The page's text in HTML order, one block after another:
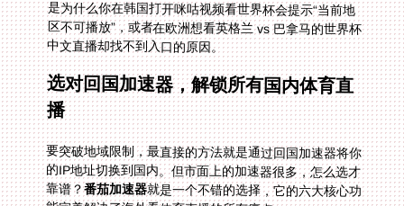
中文直播却找不到入口的原因。
选对回国加速器，解锁所有国内体育直
播
要突破地域限制，最直接的方法就是通过回国加速器将你
的IP地址切换到国内。但市面上的加速器很多，怎么选才
靠谱？番茄加速器就是一个不错的选择，它的六大核心功